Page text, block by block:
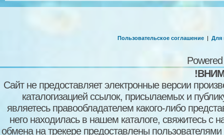
Пользовательское соглашение | Для
Сайт не предоставляет электронные версии
каталогизацией ссылок, присылаемых и
являетесь правообладателем какого-либо
него находилась в нашем каталоге, свяжитесь
обмена на трекере предоставлены пользователями